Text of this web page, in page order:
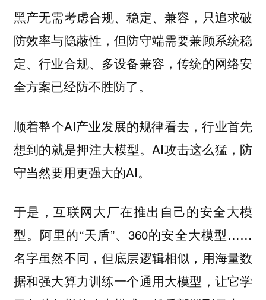
黑产无需考虑合规、稳定、兼容，只追求破
防效率与隐蔽性，但防守端需要兼顾系统稳
定、行业合规、多设备兼容，传统的网络安
全方案已经防不胜防了。
顺着整个AI产业发展的规律看去，行业首先
想到的就是押注大模型。AI攻击这么猛，防
守当然要用更强大的AI。
于是，互联网大厂在推出自己的安全大模
型。 阿里的“天盾”、360的安全大模型……
名字虽然不同，但底层逻辑相似，用海量数
据和强大算力训练一个通用大模型，让它学